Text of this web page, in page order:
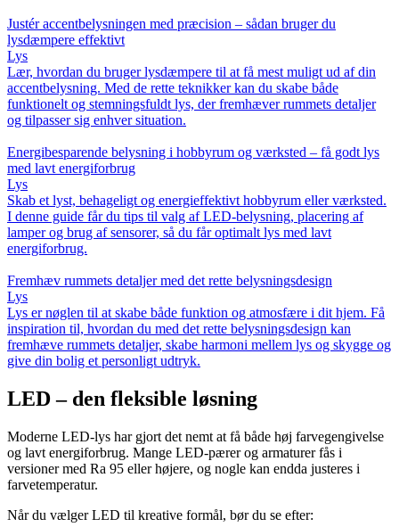
Justér accentbelysningen med præcision – sådan bruger du
lysdæmpere effektivt
Lys
Lær, hvordan du bruger lysdæmpere til at få mest muligt ud af din
accentbelysning. Med de rette teknikker kan du skabe både
funktionelt og stemningsfuldt lys, der fremhæver rummets detaljer
og tilpasser sig enhver situation.
Energibesparende belysning i hobbyrum og værksted – få godt lys
med lavt energiforbrug
Lys
Skab et lyst, behageligt og energieffektivt hobbyrum eller værksted.
I denne guide får du tips til valg af LED-belysning, placering af
lamper og brug af sensorer, så du får optimalt lys med lavt
energiforbrug.
Fremhæv rummets detaljer med det rette belysningsdesign
Lys
Lys er nøglen til at skabe både funktion og atmosfære i dit hjem. Få
inspiration til, hvordan du med det rette belysningsdesign kan
fremhæve rummets detaljer, skabe harmoni mellem lys og skygge og
give din bolig et personligt udtryk.
LED – den fleksible løsning
Moderne LED-lys har gjort det nemt at få både høj farvegengivelse
og lavt energiforbrug. Mange LED-pærer og armaturer fås i
versioner med Ra 95 eller højere, og nogle kan endda justeres i
farvetemperatur.
Når du vælger LED til kreative formål, bør du se efter: